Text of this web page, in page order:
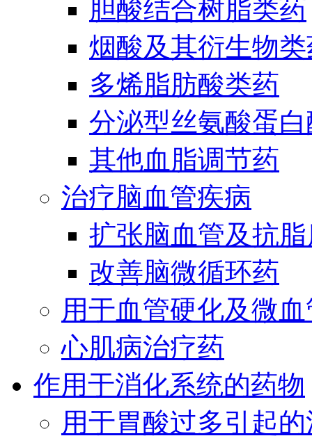
胆酸结合树脂类药
烟酸及其衍生物
多烯脂肪酸类药
分泌型丝氨酸蛋
其他血脂调节药
治疗脑血管疾病
扩张脑血管及抗
改善脑微循环药
用于血管硬化及微
心肌病治疗药
作用于消化系统的药物
用于胃酸过多引起